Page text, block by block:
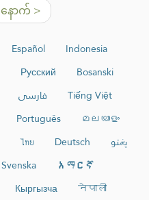
နောက် >
Español
Indonesia
Русский
Bosanski
فارسی
Tiếng Việt
Português
മലയാളം
ไทย Deutsch
پښتو
Svenska
አማርኛ
Кыргызча
नेपाली